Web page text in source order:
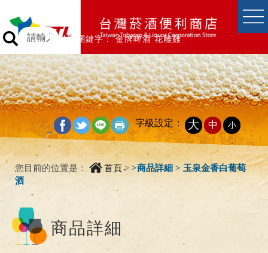
熱門關鍵字： 金牌啤酒 花雕雞
_
字級設定： 大 中 小
您目前的位置是： 首頁>>商品詳細 > 玉泉金香白葡萄
酒
商品詳細